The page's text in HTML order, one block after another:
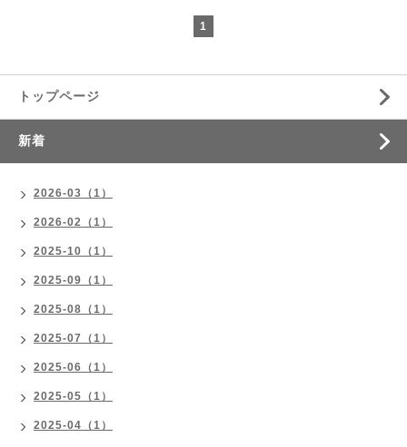
1
トップページ
新着
2026-03（1）
2026-02（1）
2025-10（1）
2025-09（1）
2025-08（1）
2025-07（1）
2025-06（1）
2025-05（1）
2025-04（1）